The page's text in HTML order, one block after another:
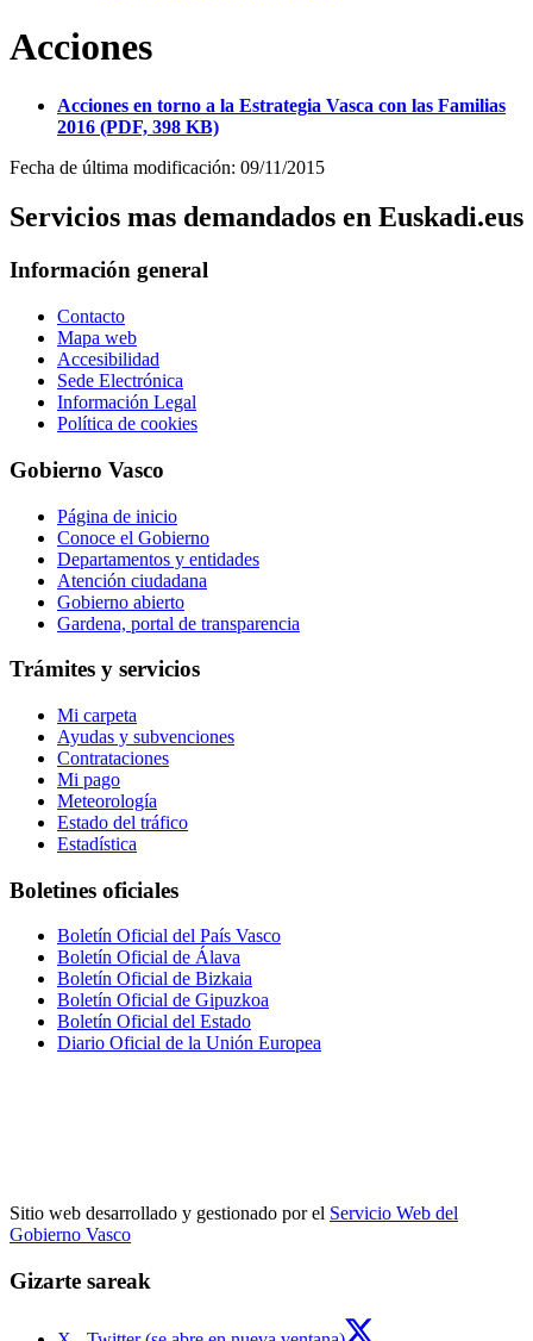
Acciones
Acciones en torno a la Estrategia Vasca con las Familias
2016 (PDF, 398 KB)
Fecha de última modificación: 09/11/2015
Servicios mas demandados en Euskadi.eus
Información general
Contacto
Mapa web
Accesibilidad
Sede Electrónica
Información Legal
Política de cookies
Gobierno Vasco
Página de inicio
Conoce el Gobierno
Departamentos y entidades
Atención ciudadana
Gobierno abierto
Gardena, portal de transparencia
Trámites y servicios
Mi carpeta
Ayudas y subvenciones
Contrataciones
Mi pago
Meteorología
Estado del tráfico
Estadística
Boletines oficiales
Boletín Oficial del País Vasco
Boletín Oficial de Álava
Boletín Oficial de Bizkaia
Boletín Oficial de Gipuzkoa
Boletín Oficial del Estado
Diario Oficial de la Unión Europea
Sitio web desarrollado y gestionado por el Servicio Web del
Gobierno Vasco
Gizarte sareak